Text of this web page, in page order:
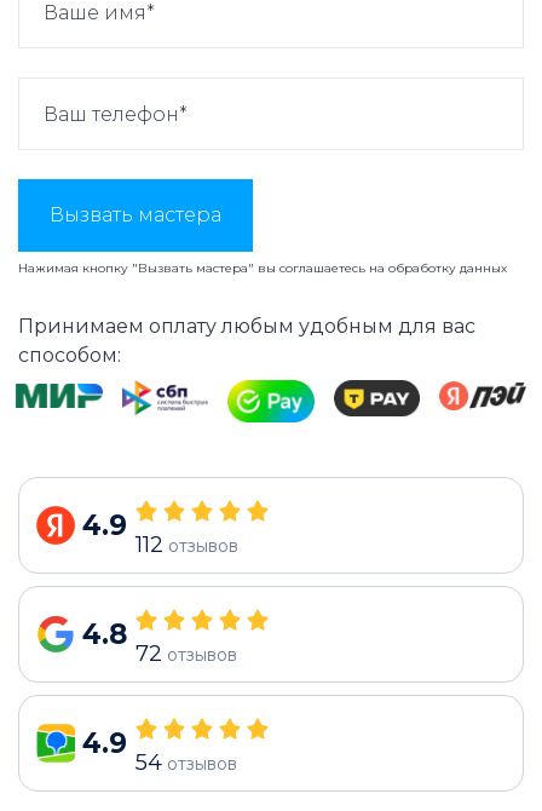
Вызвать мастера
Нажимая кнопку "Вызвать мастера" вы соглашаетесь на обработку данных
Принимаем оплату любым удобным для вас
способом:
4.9
112 отзывов
4.8
72 отзывов
4.9
54 отзывов